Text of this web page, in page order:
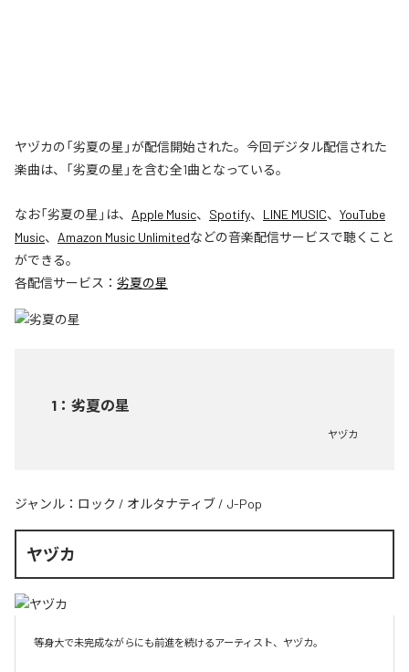
ヤヅカの「劣夏の星」が配信開始された。今回デジタル配信された
楽曲は、「劣夏の星」を含む全1曲となっている。
なお「劣夏の星 」は、 Apple Music、 Spotify、 LINE MUSIC、 YouTube
Music、 Amazon Music Unlimitedなどの音楽配信サービスで聴くこと
ができる。
各配信サービス： 劣夏の星
1 ： 劣夏の星
ヤヅカ
ジャンル： ロック / オルタナティブ / J-Pop
ヤヅカ
等身大で未完成ながらにも前進を続けるアーティスト、ヤヅカ。